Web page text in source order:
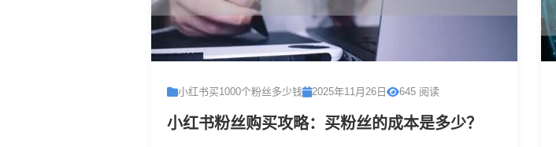
小红书买1000个粉丝多少钱 2025年11月26日 645 阅读
小红书粉丝购买攻略：买粉丝的成本是多少？